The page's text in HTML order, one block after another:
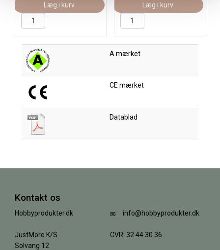
Læg i kurv Læg i kurv
A mærket
CE mærket
Datablad
Kontakt os
Hobbyprodukter.dk
JustMore K/S
Solvang 12
info@hobbyprodukter.dk
CVR: 32 44 30 36